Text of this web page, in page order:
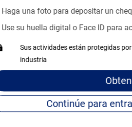
Haga una foto para depositar un
Use su huella digital o Face ID para
Sus actividades están protegidas
industria
Vea si nuestro centro de
Visite nuestro centro de ayuda